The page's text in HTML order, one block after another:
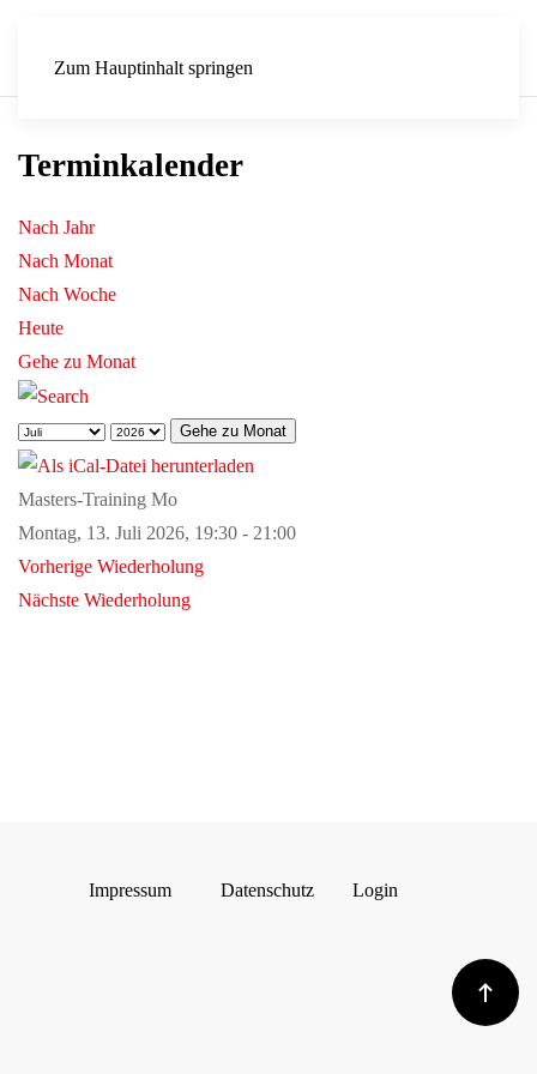
Zum Hauptinhalt springen
Terminkalender
Nach Jahr
Nach Monat
Nach Woche
Heute
Gehe zu Monat
Gehe zu Monat
Masters-Training Mo
Montag, 13. Juli 2026, 19:30 - 21:00
Vorherige Wiederholung
Nächste Wiederholung
Impressum Datenschutz Login